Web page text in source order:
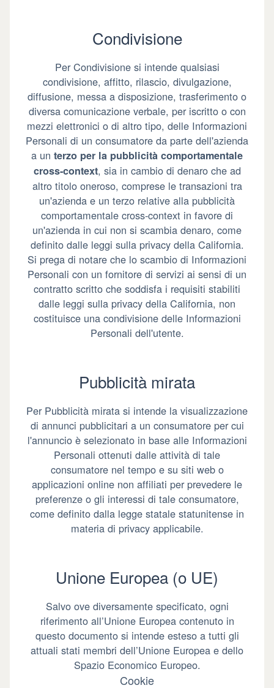
Condivisione
Per Condivisione si intende qualsiasi
condivisione, affitto, rilascio, divulgazione,
diffusione, messa a disposizione, trasferimento o
diversa comunicazione verbale, per iscritto o con
mezzi elettronici o di altro tipo, delle Informazioni
Personali di un consumatore da parte dell'azienda
a un terzo per la pubblicità comportamentale
cross-context, sia in cambio di denaro che ad
altro titolo oneroso, comprese le transazioni tra
un'azienda e un terzo relative alla pubblicità
comportamentale cross-context in favore di
un'azienda in cui non si scambia denaro, come
definito dalle leggi sulla privacy della California.
Si prega di notare che lo scambio di Informazioni
Personali con un fornitore di servizi ai sensi di un
contratto scritto che soddisfa i requisiti stabiliti
dalle leggi sulla privacy della California, non
costituisce una condivisione delle Informazioni
Personali dell'utente.
Pubblicità mirata
Per Pubblicità mirata si intende la visualizzazione
di annunci pubblicitari a un consumatore per cui
l'annuncio è selezionato in base alle Informazioni
Personali ottenuti dalle attività di tale
consumatore nel tempo e su siti web o
applicazioni online non affiliati per prevedere le
preferenze o gli interessi di tale consumatore,
come definito dalla legge statale statunitense in
materia di privacy applicabile.
Unione Europea (o UE)
Salvo ove diversamente specificato, ogni
riferimento all’Unione Europea contenuto in
questo documento si intende esteso a tutti gli
attuali stati membri dell’Unione Europea e dello
Spazio Economico Europeo.
Cookie